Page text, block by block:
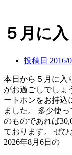
５月に
投稿日 2016/
本日から５月に入
がお過ごしでしょ
ートホンをお持込
ました。 多少使
のものであれば
ております。 ぜひ
2026年8月6日の